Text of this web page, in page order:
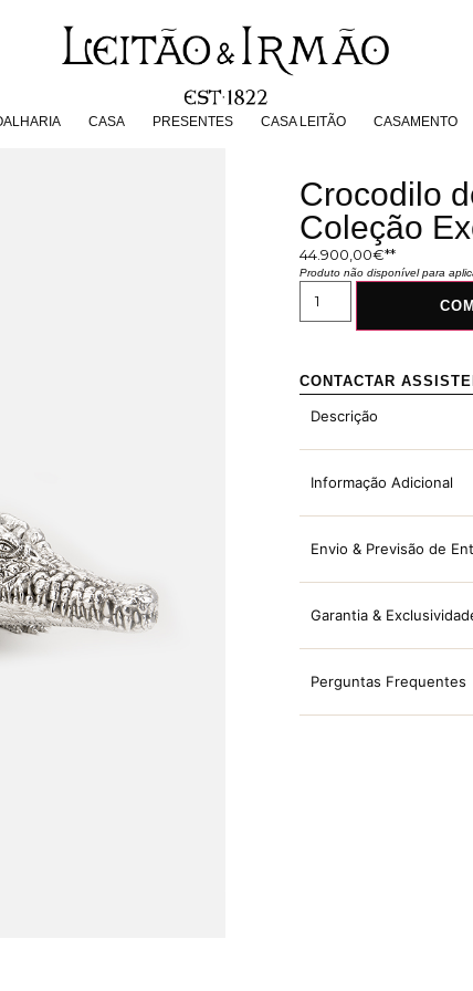
CASA PRESENTES CASA LEITÃO CASAMENTO
PRESENTES CASA LEITÃO
Crocodilo
Coleção
44.900,00€
Produto não disponível para
CONTACTAR
Descrição
Informação Adicional
Envio & Previsão de
Garantia &
Perguntas Frequentes